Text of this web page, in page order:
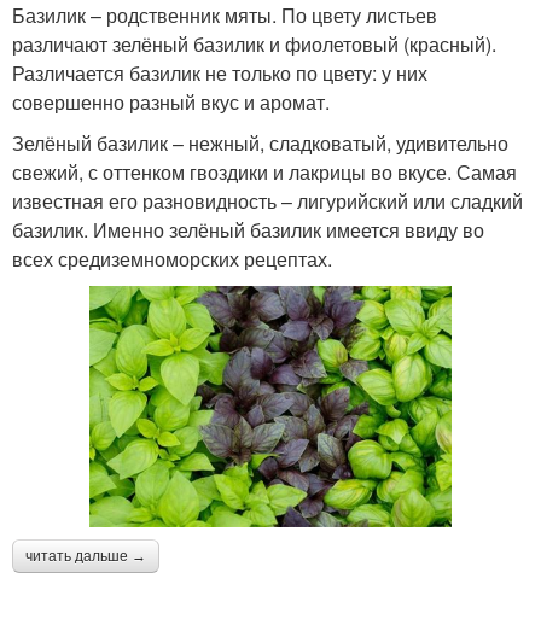
Базилик – родственник мяты. По цвету листьев
различают зелёный базилик и фиолетовый (красный).
Различается базилик не только по цвету: у них
совершенно разный вкус и аромат.
Зелёный базилик – нежный, сладковатый, удивительно
свежий, с оттенком гвоздики и лакрицы во вкусе. Самая
известная его разновидность – лигурийский или сладкий
базилик. Именно зелёный базилик имеется ввиду во
всех средиземноморских рецептах.
читать дальше →